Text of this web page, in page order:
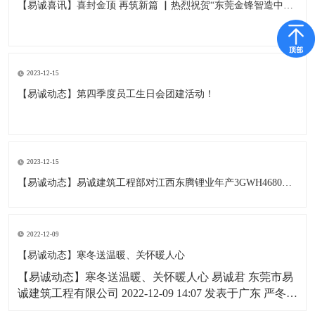
2023-12-15
【易诚动态】第四季度员工生日会团建活动！
2023-12-15
【易诚动态】易诚建筑工程部对江西东腾锂业年产3GWH4680等锂电池项目开展例行检查
2022-12-09
【易诚动态】寒冬送温暖、关怀暖人心
【易诚动态】寒冬送温暖、关怀暖人心 易诚君 东莞市易
诚建筑工程有限公司 2022-12-09 14:07 发表于广东 严冬来